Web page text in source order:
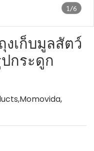
1/6
งเก็บมูลสัตว์
กระดูก
,Momovida,